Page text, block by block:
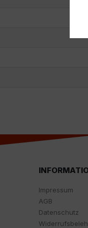
Impressum
AGB
Datenschutz